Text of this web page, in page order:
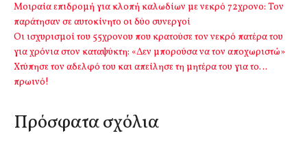
Μοιραία επιδρομή για κλοπή καλωδίων με νεκρό 72χρονο: Τον
παράτησαν σε αυτοκίνητο οι δύο συνεργοί
Οι ισχυρισμοί του 55χρονου που κρατούσε τον νεκρό πατέρα του
για χρόνια στον καταψύκτη: «Δεν μπορούσα να τον αποχωριστώ»
Χτύπησε τον αδελφό του και απείλησε τη μητέρα του για το…
πρωινό!
Πρόσφατα σχόλια